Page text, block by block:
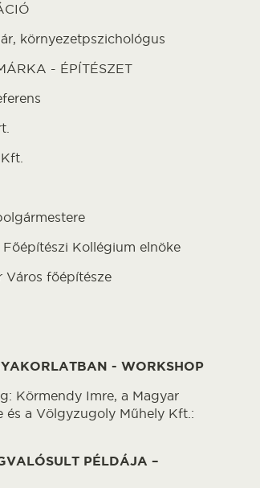
környezetpszichológus
- ÉPÍTÉSZET
Kollégium elnöke
Város főépítésze
- WORKSHOP
Körmendy Imre, a Magyar
és a Völgyzugoly Műhely Kft.:
PÉLDÁJA –